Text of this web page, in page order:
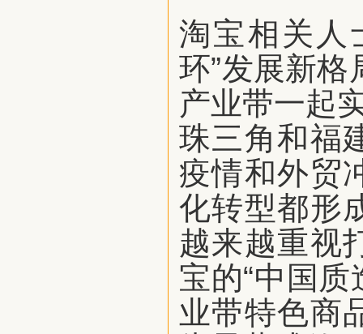
淘宝相关人
环”发展新
产业带一起
珠三角和福
疫情和外贸
化转型都形
越来越重视
宝的“中国质
业带特色商